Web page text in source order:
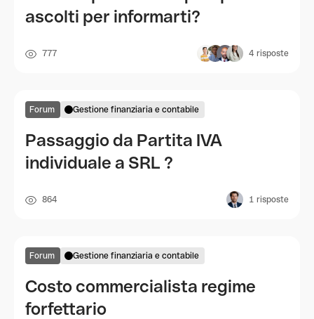
ascolti per informarti?
777 4 risposte
Forum Gestione finanziaria e contabile
Passaggio da Partita IVA
individuale a SRL ?
864 1 risposte
Forum Gestione finanziaria e contabile
Costo commercialista regime
forfettario